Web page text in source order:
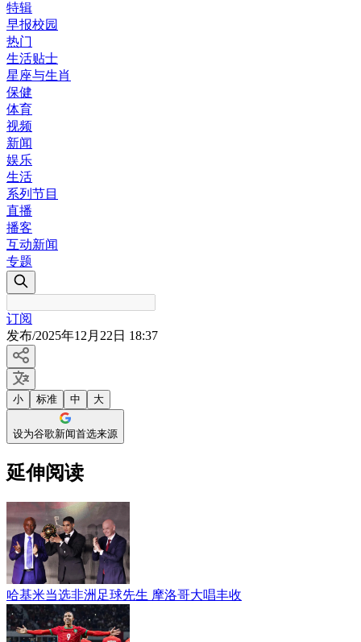
特辑
早报校园
热门
生活贴士
星座与生肖
保健
体育
视频
新闻
娱乐
生活
系列节目
直播
播客
互动新闻
专题
订阅
发布/2025年12月22日 18:37
小 标准 中 大
设为谷歌新闻首选来源
延伸阅读
哈基米当选非洲足球先生 摩洛哥大唱丰收